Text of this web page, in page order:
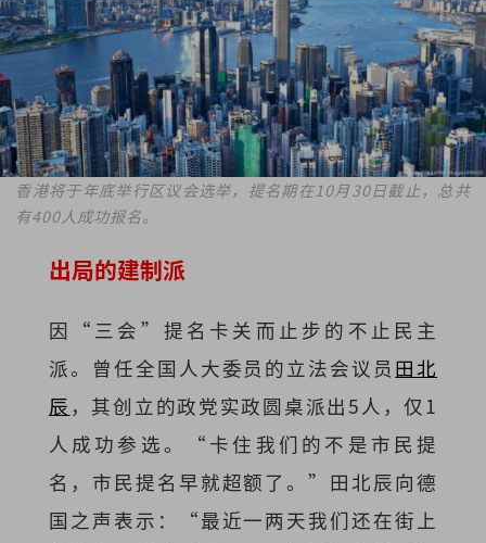
香港将于年底举行区议会选举，提名期在10月30日截止，总共
有400人成功报名。
出局的建制派
因“三会”提名卡关而止步的不止民主
派。曾任全国人大委员的立法会议员 田北
辰 ，其创立的政党实政圆桌派出5人，仅1
人成功参选。“卡住我们的不是市民提
名，市民提名早就超额了。”田北辰向德
国之声表示：“最近一两天我们还在街上